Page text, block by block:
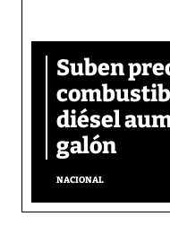
Suben
diésel
galón
NACIONAL